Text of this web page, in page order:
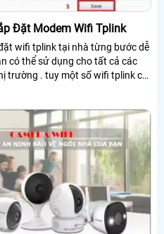
Đặt Modem Wifi Tplink
wifi tplink tại nhà từng bước dễ
có thể sử dụng cho tất cả các
trường . tuy một số wifi tplink có